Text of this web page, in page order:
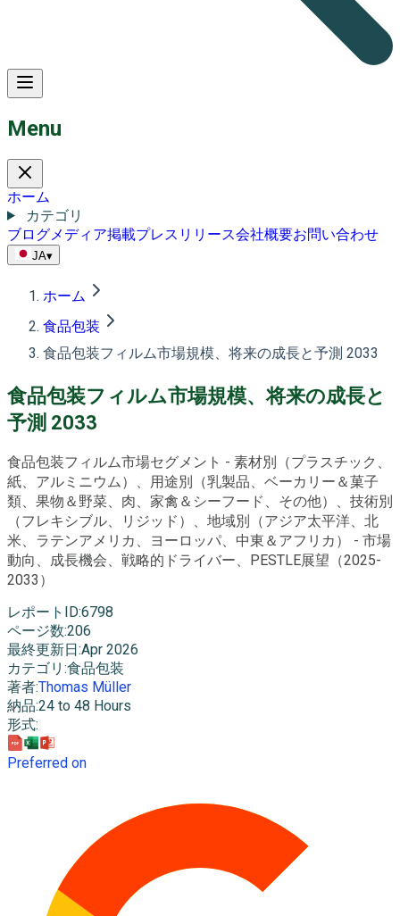
Menu
ホーム
カテゴリ
ブログメディア掲載プレスリリース会社概要お問い合わせ
JA▾
ホーム
食品包装
食品包装フィルム市場規模、将来の成長と予測 2033
食品包装フィルム市場規模、将来の成長と
予測 2033
食品包装フィルム市場セグメント - 素材別（プラスチック、
紙、アルミニウム）、用途別（乳製品、ベーカリー＆菓子
類、果物＆野菜、肉、家禽＆シーフード、その他）、技術別
（フレキシブル、リジッド）、地域別（アジア太平洋、北
米、ラテンアメリカ、ヨーロッパ、中東＆アフリカ） - 市場
動向、成長機会、戦略的ドライバー、PESTLE展望（2025-
2033）
レポートID:6798
ページ数:206
最終更新日 :Apr 2026
カテゴリ :食品包装
著者:Thomas Müller
納品:24 to 48 Hours
形式:
Preferred on